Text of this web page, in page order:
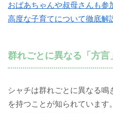
おばあちゃんや叔母さんも参
高度な子育てについて徹底解
群れごとに異なる「方言
シャチは群れごとに異なる
を持つことが知られていま